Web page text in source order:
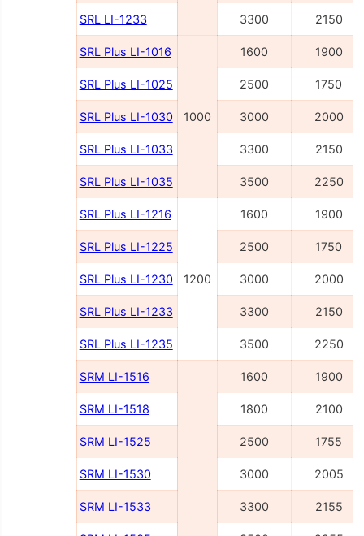
SRL LI-1233 3300 2150
SRL Plus LI-1016
1000
1600 1900
SRL Plus LI-1025 2500 1750
SRL Plus LI-1030 3000 2000
SRL Plus LI-1033 3300 2150
SRL Plus LI-1035 3500 2250
SRL Plus LI-1216
1200
1600 1900
SRL Plus LI-1225 2500 1750
SRL Plus LI-1230 3000 2000
SRL Plus LI-1233 3300 2150
SRL Plus LI-1235 3500 2250
SRM LI-1516 1600 1900
SRM LI-1518 1800 2100
SRM LI-1525 2500 1755
SRM LI-1530 3000 2005
SRM LI-1533 3300 2155